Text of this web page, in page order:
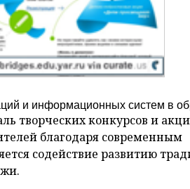
и информационных систем в
творческих конкурсов и
благодаря современным
содействие развитию